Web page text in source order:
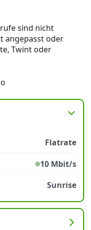
sind nicht
angepasst oder
Twint oder
Flatrate
10 Mbit/s
Sunrise